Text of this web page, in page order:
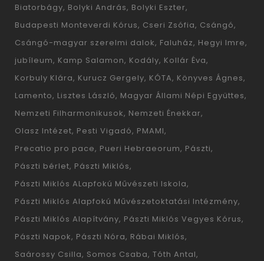
Biatorbágy Bolyki András Bolyki Eszter
Budapesti Monteverdi Kórus Cseri Zsófia Csángó
Csángó-magyar szerelmi dalok Faluház Hegyi Imre
jubíleum Kamp Salamon Kodály Kollár Éva
Korbuly Klára Kurucz Gergely KÓTA Könyves Ágnes
Lamento Lisztes László Magyar Állami Népi Együttes
Nemzeti Filharmonikusok Nemzeti Énekkar
Olasz Intézet Pesti Vigadó PMAMI
Precatio pro pace Pueri Hebraeorum Pászti
Pászti bérlet Pászti Miklós
Pászti Miklós ALapfokú Művészeti Iskola
Pászti Miklós Alapfokú Művészetoktatási Intézmény
Pászti Miklós Alapítvány Pászti Miklós Vegyes Kórus
Pászti Napok Pászti Nóra Rábai Miklós
Saárossy Csilla Somos Csaba Tóth Antal